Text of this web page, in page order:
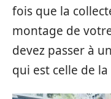
fois que la
montage de
devez passer à
qui est celle de